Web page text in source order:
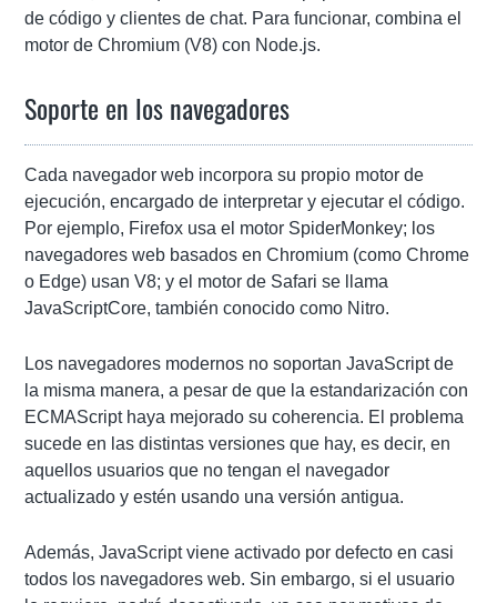
de código y clientes de chat. Para funcionar, combina el
motor de Chromium (V8) con Node.js.
Soporte en los navegadores
Cada navegador web incorpora su propio motor de
ejecución, encargado de interpretar y ejecutar el código.
Por ejemplo, Firefox usa el motor SpiderMonkey; los
navegadores web basados en Chromium (como Chrome
o Edge) usan V8; y el motor de Safari se llama
JavaScriptCore, también conocido como Nitro.
Los navegadores modernos no soportan JavaScript de
la misma manera, a pesar de que la estandarización con
ECMAScript haya mejorado su coherencia. El problema
sucede en las distintas versiones que hay, es decir, en
aquellos usuarios que no tengan el navegador
actualizado y estén usando una versión antigua.
Además, JavaScript viene activado por defecto en casi
todos los navegadores web. Sin embargo, si el usuario